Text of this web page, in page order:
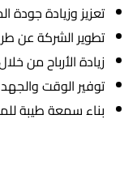
تعزيز وزيادة جودة
تطوير الشركة عن
زيادة الأرباح من
توفير الوقت
بناء سمعة طيبة